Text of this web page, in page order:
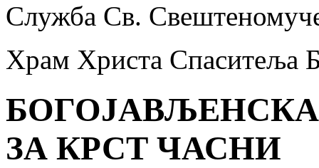
Служба Св.
Храм Христа Спаситеља
ЗА КРСТ ЧАСНИ